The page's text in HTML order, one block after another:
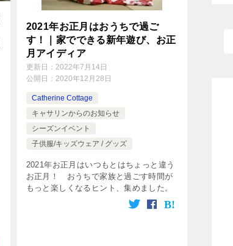
2021年お正月はおうちで過ご
す！｜家でできる新年遊び、お正
月アイディア
更新日： 2022年7月14日
公開日： 2020年12月28日
Catherine Cottage
キャサリンからのお知らせ
シーズンイベント
子供服/キッズウェア / グッズ
2021年お正月はいつもとはちょっと違う
お正月！ おうちで家族と過ごす時間が
もっと楽しくなるヒント、集めました。